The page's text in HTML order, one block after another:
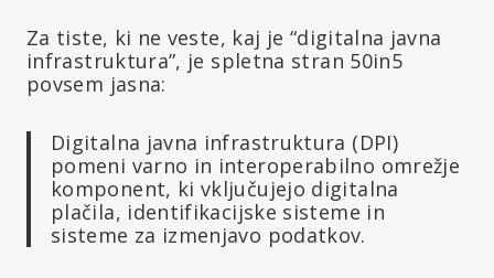
Za tiste, ki ne veste, kaj je “digitalna javna
infrastruktura”, je spletna stran 50in5
povsem jasna:
Digitalna javna infrastruktura (DPI)
pomeni varno in interoperabilno omrežje
komponent, ki vključujejo digitalna
plačila, identifikacijske sisteme in
sisteme za izmenjavo podatkov.